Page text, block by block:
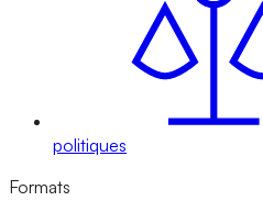
politiques
Formats